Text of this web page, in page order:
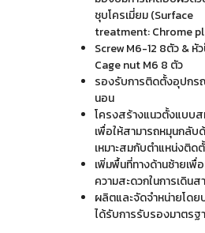
ชุบโครเมี่ยม (Surface
treatment: Chrome
Screw M6-12 8ตัว & หั
Cage nut M6 8 ตัว
รองรับการติดตั้งอุปกร
นอน
โครงสร้างแนวตั้งแบบ
เพื่อให้สามารถหมุนกลับ
เหมาะสมกับตำแหน่งติด
เพิ่มพื้นที่ทางด้านซ้ายเพื่
ความสะดวกในการเดินส
ผลิตและจัดจำหน่ายโด
ได้รับการรับรองมาตรฐ